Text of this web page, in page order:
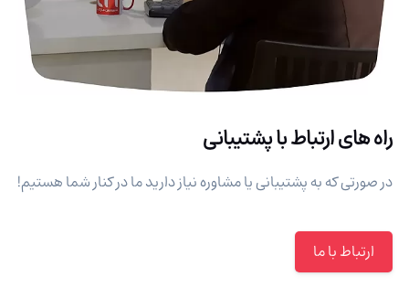
راه های ارتباط با پشتیبانی
در صورتی که به پشتیبانی یا مشاوره نیاز دارید ما در کنار شما هستیم!
ارتباط با ما